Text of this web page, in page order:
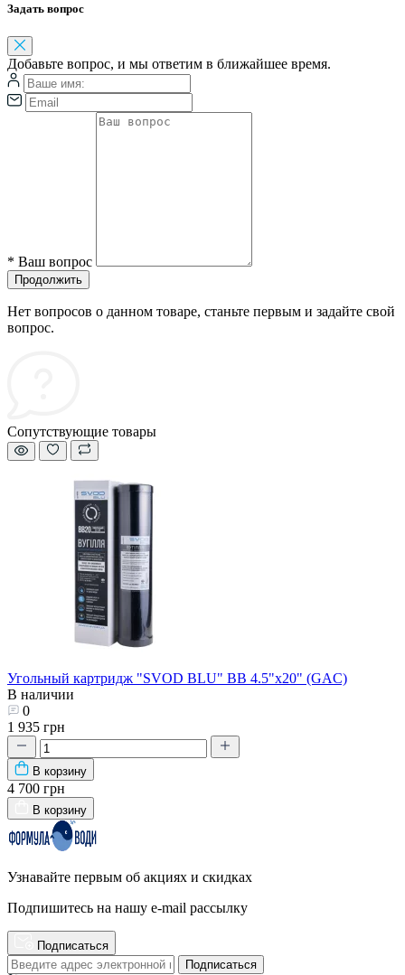
Задать вопрос
Добавьте вопрос, и мы ответим в ближайшее время.
* Ваш вопрос
Продолжить
Нет вопросов о данном товаре, станьте первым и задайте свой
вопрос.
Сопутствующие товары
Угольный картридж "SVOD BLU" BB 4.5"х20" (GAC)
В наличии
0
1 935 грн
В корзину
4 700 грн
В корзину
Узнавайте первым об акциях и скидках
Подпишитесь на нашу e-mail рассылку
Подписаться
Подписаться